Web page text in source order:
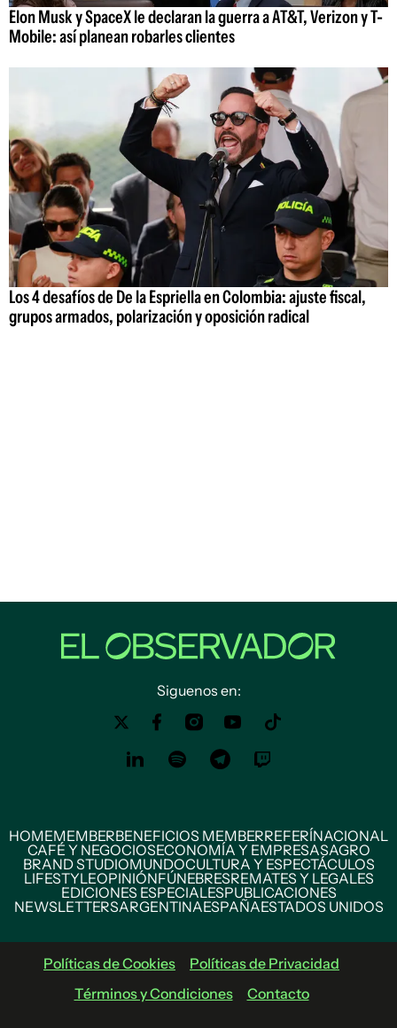
Elon Musk y SpaceX le declaran la guerra a AT&T, Verizon y T-
Mobile: así planean robarles clientes
Los 4 desafíos de De la Espriella en Colombia: ajuste fiscal,
grupos armados, polarización y oposición radical
Siguenos en:
HOMEMEMBERBENEFICIOS MEMBERREFERÍNACIONAL
CAFÉ Y NEGOCIOSECONOMÍA Y EMPRESASAGRO
BRAND STUDIOMUNDOCULTURA Y ESPECTÁCULOS
LIFESTYLEOPINIÓNFÚNEBRESREMATES Y LEGALES
EDICIONES ESPECIALESPUBLICACIONES
NEWSLETTERSARGENTINAESPAÑAESTADOS UNIDOS
Políticas de Cookies
Políticas de Privacidad
Términos y Condiciones
Contacto